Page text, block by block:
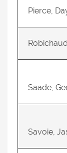
Pierce,
Saade,
Savoie,